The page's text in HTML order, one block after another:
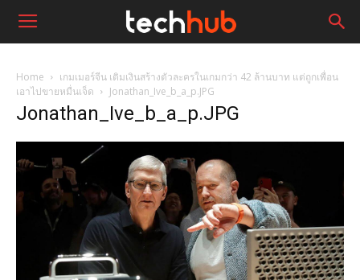
Home
เกมเมอร์จีน เติมเงินสร้างตัวละครในเกมกว่า 42 ล้านบาท แต่ถูกเพื่อน
เอาไปขายหมื่นเจ็ด
Jonathan_Ive_b_a_p.JPG
Jonathan_Ive_b_a_p.JPG